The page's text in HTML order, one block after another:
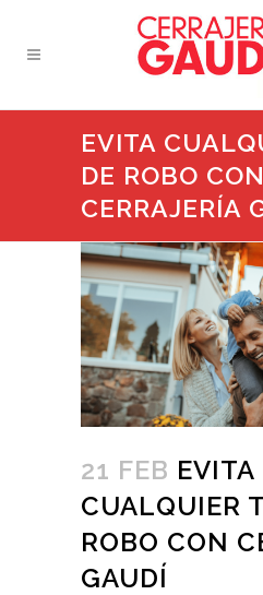
EVITA
DE ROBO CON
CERRAJERÍA
21 FEB EVITA
CUALQUIER
ROBO CON
GAUDÍ